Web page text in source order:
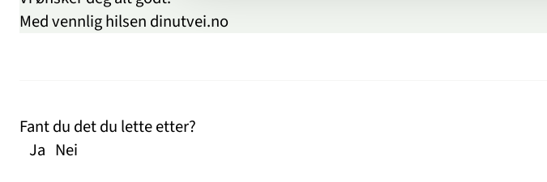
Med vennlig hilsen dinutvei.no
Fant du det du lette etter?
Ja Nei